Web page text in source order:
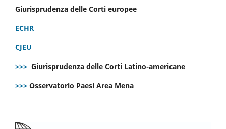
Giurisprudenza delle Corti europee
ECHR
CJEU
>>> Giurisprudenza delle Corti Latino-americane
>>> Osservatorio Paesi Area Mena